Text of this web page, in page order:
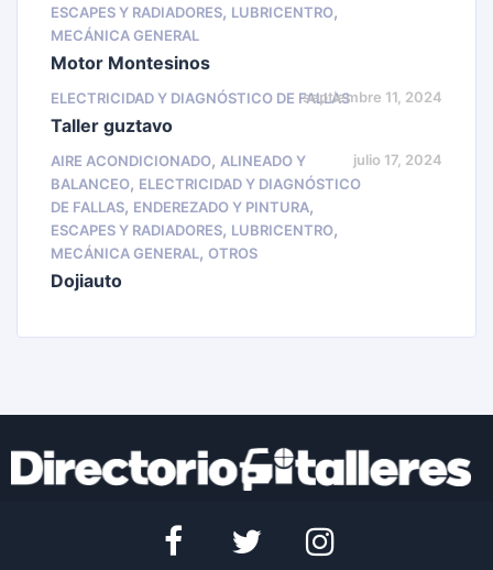
ESCAPES Y RADIADORES, LUBRICENTRO,
MECÁNICA GENERAL
Motor Montesinos
ELECTRICIDAD Y DIAGNÓSTICO DE FALLASseptiembre 11, 2024
Taller guztavo
AIRE ACONDICIONADO, ALINEADO Y
BALANCEO, ELECTRICIDAD Y DIAGNÓSTICO
DE FALLAS, ENDEREZADO Y PINTURA,
ESCAPES Y RADIADORES, LUBRICENTRO,
MECÁNICA GENERAL, OTROS
julio 17, 2024
Dojiauto